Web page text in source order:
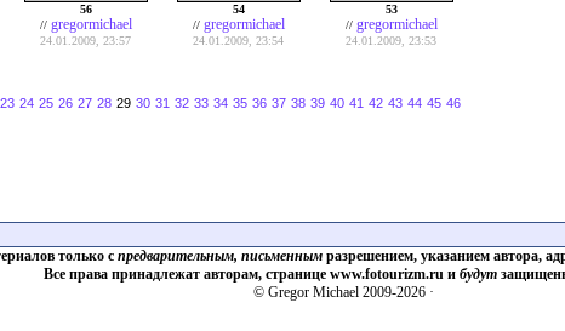
56
// gregormichael
24.01.2009, 23:57
54
// gregormichael
24.01.2009, 23:54
53
// gregormichael
24.01.2009, 23:53
23 24 25 26 27 28 29 30 31 32 33 34 35 36 37 38 39 40 41 42 43 44 45 46
только с предварительным, письменнымразрешением, указанием автора,
Все права принадлежат авторам, странице www.fotourizm.ru и будут
© Gregor Michael 2009-2026 ·